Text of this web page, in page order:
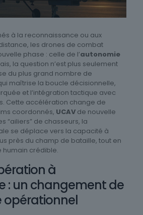
à la reconnaissance ou aux
les drones de combat
phase : celle de l’autonomie
la question n’est plus seulement
du plus grand nombre de
maîtrise la boucle décisionnelle,
et l’intégration tactique avec
Cette accélération change de
coordonnés, UCAVde nouvelle
“ailiers” de chasseurs, la
se déplace vers la capacité à
près du champ de bataille, tout en
humain crédible.
à
: un changement de